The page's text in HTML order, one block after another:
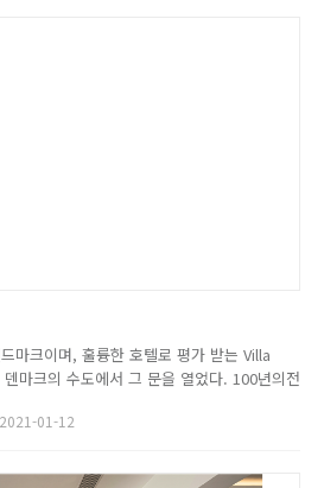
마크이며, 훌륭한 호텔로 평가 받는 Villa
마크의 수도에서 그 문을 열었다. 100년의전
과 Meatpacking District 옆에자리하
2021-01-12